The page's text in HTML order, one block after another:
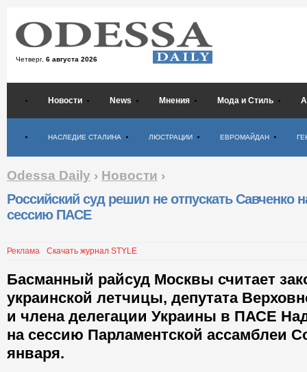
Четверг, 6 августа 2026
Новости News Мнения Мода и Стиль
НАСЛЕДИЕ СТАЛИНА ЛЮСТРАЦИИ ЕВРОМАЙДАН
Odessa Daily › Новости ›
Российский суд решил не отпускать Савченко
сессию ПАСЕ
Реклама Скачать журнал STYLE
Басманный райсуд Москвы считает
украинской летчицы, депутата
и члена делегации Украины в ПАСЕ
на сессию Парламентской ассамблеи
января.